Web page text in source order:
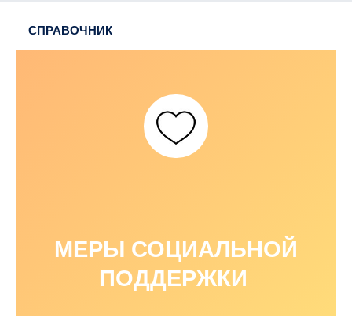
СПРАВОЧНИК
МЕРЫ СОЦИАЛЬНОЙ
ПОДДЕРЖКИ